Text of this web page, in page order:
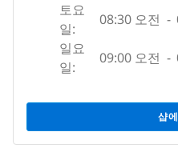
토요
일:
08:30 오전 -
일요
일:
09:00 오전 -
샵